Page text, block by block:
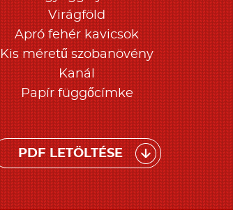
Virágföld
Apró fehér kavicsok
Kis méretű szobanövény
Kanál
Papír függőcímke
PDF LETÖLTÉSE